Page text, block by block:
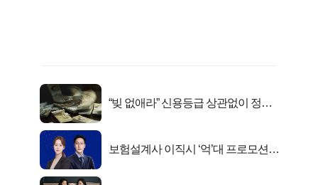
“빚 없애라” 신용등급 상관없이 정부
보험설계사 이직시 ‘억’대 프로모션!